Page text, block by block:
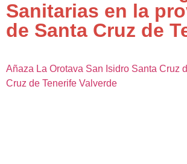
Sanitarias en la
de Santa Cruz de
Añaza La Orotava San Isidro Santa Cruz
Cruz de Tenerife Valverde